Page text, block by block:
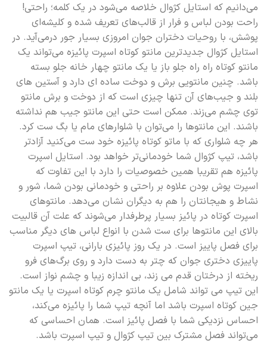
می‌دانیم که استایل کژوال خلاصه می‌شود در یک کلمه؛ راحتی!
راحت بودن لباس و فرار از قالب‌های تعریف شده و کلیشه‌ای
پوشش، با روحیات دختران جوان امروزی بسیار جور درمی‌آید. در
استایل کژوال جدیدترین مانتو کوتاه اسپرت پائیزه می‌تواند یک
مانتو کوتاه راه راه جلو باز یا یک مانتو چهار خانه جلو بسته
باشد. چنین مانتویی برش و دوخت ساده ای دارد و آستین های
بلند و جیب‌های آن تنها چیزی است که از دوخت و برش مانتو
توی چشم می‌زند. ممکن است حتی این مانتو جیب هم نداشته
باشند. این مانتوها را می‌توان با شلوارهای مام یا بگ ست کرد.
هر چه شلواری که با ماتو کوتاه پائیزه خود ست می‌کنید آزادتر
باشد، تیپ کژوال شما خودمانی‌تر خواهد بود. استایل اسپرت
پائیزه هم تقریبا همین خصوصیات را دارد با این تفاوت که
اسپرت پوش بودن علاوه بر راحتی و خودمانی بودن شما، شور و
نشاط و هیجانتان را هم به دیگران نشان می‌دهد. مانتوهای
اسپرت کوتاه در پائیز بسیار پرطرفدار می‌شوند که علت آن قالبیت
بالای این مانتوها برای ست شدن با انواع لباس های دیگر مناسب
برای فصل پاییز است. در یک روز پائیزی بارانی، تیپ اسپرت
پاییزی دختری جوان که چتر به دست دارد و روی برگ‌های فرو
ریخته از درختان قدم می زند، بی اندازه زیبا و چشم نواز است.
این تیپ می تواند شامل یک مانتو چرم کوتاه اسپرت یا یک مانتو
جین کوتاه اسپرت باشد اما آنچه تیپ شما را پائیزه می‌کند،
احساس نزدیکی شما با فصل پائیز است. همان احساسی که
می‌تواند فصل مشترک بین تیپ کژوال و تیپ اسپرت باشد.